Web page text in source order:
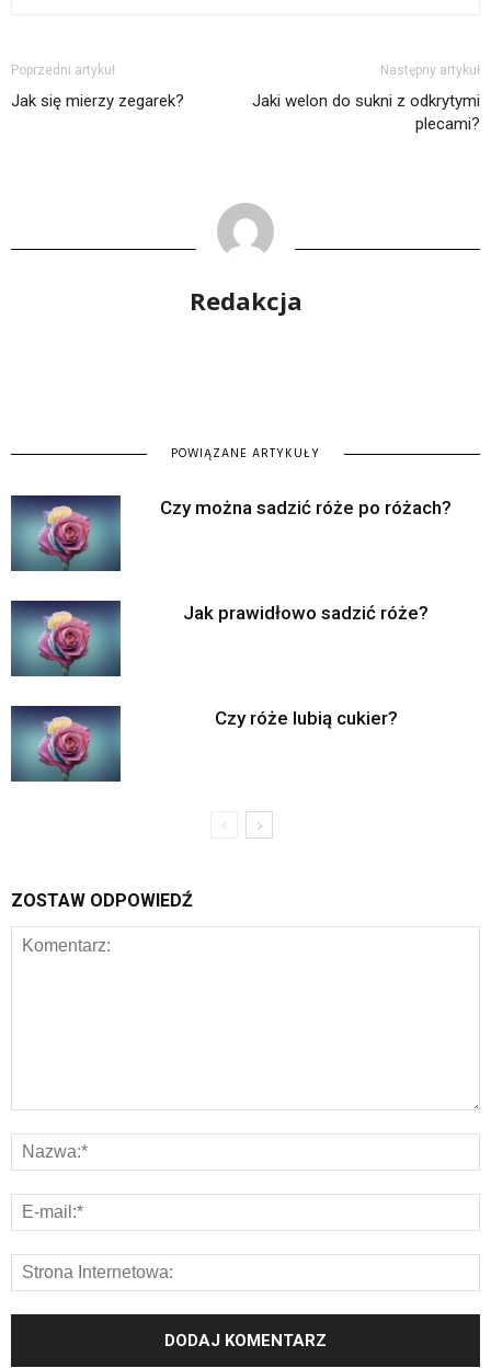
Poprzedni artykuł
Jak się mierzy zegarek?
Następny artykuł
Jaki welon do sukni z odkrytymi
plecami?
Redakcja
POWIĄZANE ARTYKUŁY
Czy można sadzić róże po różach?
Jak prawidłowo sadzić róże?
Czy róże lubią cukier?
ZOSTAW ODPOWIEDŹ